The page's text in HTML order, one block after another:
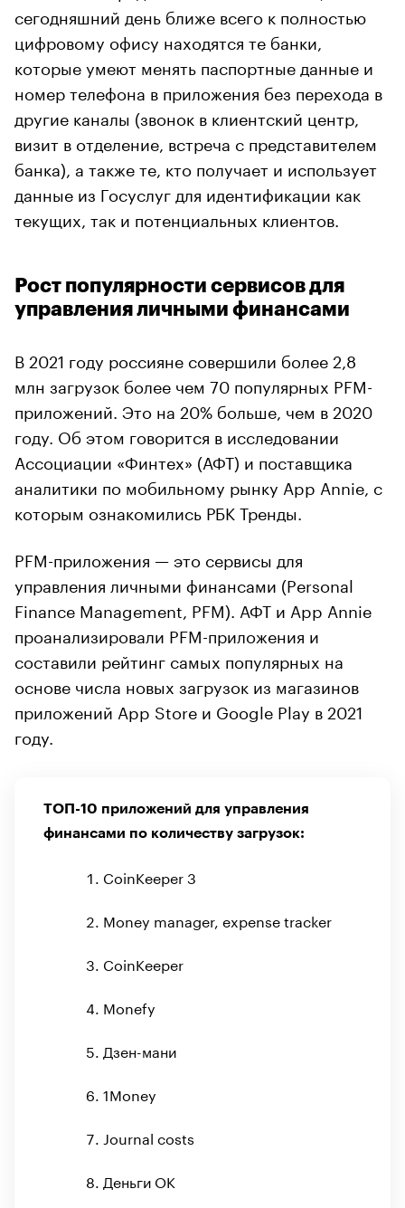
сегодняшний день ближе всего к полностью
цифровому офису находятся те банки,
которые умеют менять паспортные данные и
номер телефона в приложения без перехода в
другие каналы (звонок в клиентский центр,
визит в отделение, встреча с представителем
банка), а также те, кто получает и использует
данные из Госуслуг для идентификации как
текущих, так и потенциальных клиентов.
Рост популярности сервисов для
управления личными финансами
В 2021 году россияне совершили более 2,8
млн загрузок более чем 70 популярных PFM-
приложений. Это на 20% больше, чем в 2020
году. Об этом говорится в исследовании
Ассоциации «Финтех» (АФТ) и поставщика
аналитики по мобильному рынку App Annie, с
которым ознакомились РБК Тренды.
PFM-приложения — это сервисы для
управления личными финансами (Personal
Finance Management, PFM). АФТ и App Annie
проанализировали PFM-приложения и
составили рейтинг самых популярных на
основе числа новых загрузок из магазинов
приложений App Store и Google Play в 2021
году.
ТОП-10 приложений для управления
финансами по количеству загрузок:
CoinKeeper 3
Money manager, expense tracker
CoinKeeper
Monefy
Дзен-мани
1Money
Journal costs
Деньги ОК